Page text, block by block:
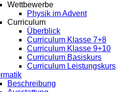
Wettbewerbe
Physik im Advent
Curriculum
Überblick
Curriculum Klasse 7+8
Curriculum Klasse 9+10
Curriculum Basiskurs
Curriculum Leistungskurs
Beschreibung